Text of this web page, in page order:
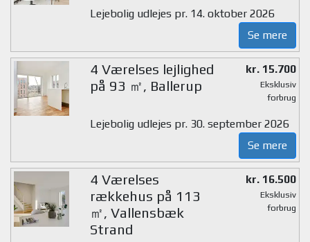
Lejebolig udlejes pr. 14. oktober 2026
Se mere
4 Værelses lejlighed
på 93 ㎡, Ballerup
kr. 15.700
Eksklusiv
forbrug
Lejebolig udlejes pr. 30. september 2026
Se mere
4 Værelses
rækkehus på 113
㎡, Vallensbæk
Strand
kr. 16.500
Eksklusiv
forbrug